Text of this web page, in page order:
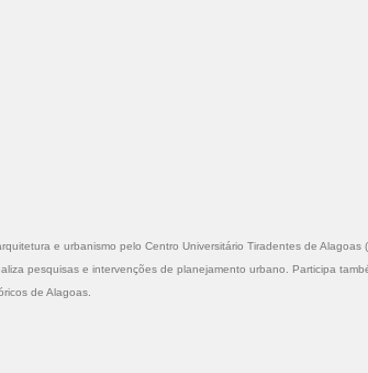
e urbanismo pelo Centro Universitário Tiradentes de Alagoas
pesquisas e intervenções de planejamento urbano. Participa
de Alagoas.